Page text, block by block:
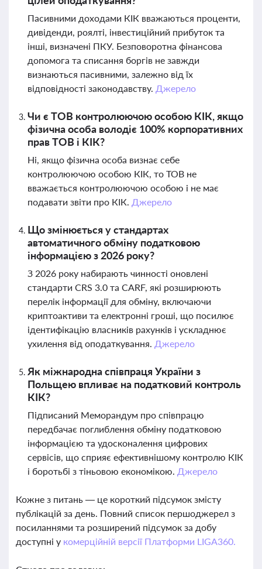
Пасивними доходами КІК вважаються проценти,
дивіденди, роялті, інвестиційний прибуток та
інші, визначені ПКУ. Безповоротна фінансова
допомога та списання боргів не завжди
визнаються пасивними, залежно від їх
відповідності законодавству. Джерело
Чи є ТОВ контролюючою особою КІК, якщо
фізична особа володіє 100% корпоративних
прав ТОВ і КІК?
Ні, якщо фізична особа визнає себе
контролюючою особою КІК, то ТОВ не
вважається контролюючою особою і не має
подавати звіти про КІК. Джерело
Що змінюється у стандартах
автоматичного обміну податковою
інформацією з 2026 року?
З 2026 року набирають чинності оновлені
стандарти CRS 3.0 та CARF, які розширюють
перелік інформації для обміну, включаючи
криптоактиви та електронні гроші, що посилює
ідентифікацію власників рахунків і ускладнює
ухилення від оподаткування. Джерело
Як міжнародна співпраця України з
Польщею впливає на податковий контроль
КІК?
Підписаний Меморандум про співпрацю
передбачає поглиблення обміну податковою
інформацією та удосконалення цифрових
сервісів, що сприяє ефективнішому контролю КІК
і боротьбі з тіньовою економікою. Джерело
Кожне з питань — це короткий підсумок змісту
публікацій за день. Повний список першоджерел з
посиланнями та розширений підсумок за добу
доступні у комерційній версії Платформи LIGA360.